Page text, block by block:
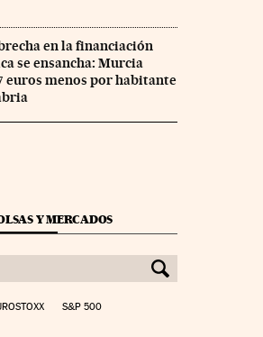
en la financiación
se ensancha: Murcia
euros menos por habitante
Y MERCADOS
S&P 500